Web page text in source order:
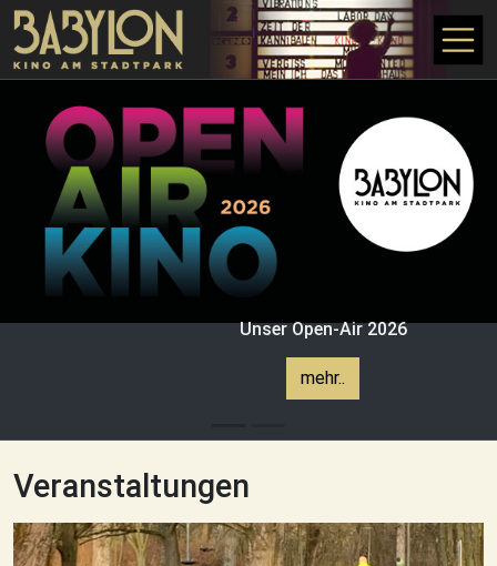
Direkt zum Inhalt
Unser Open-Air 2026
mehr..
Veranstaltungen